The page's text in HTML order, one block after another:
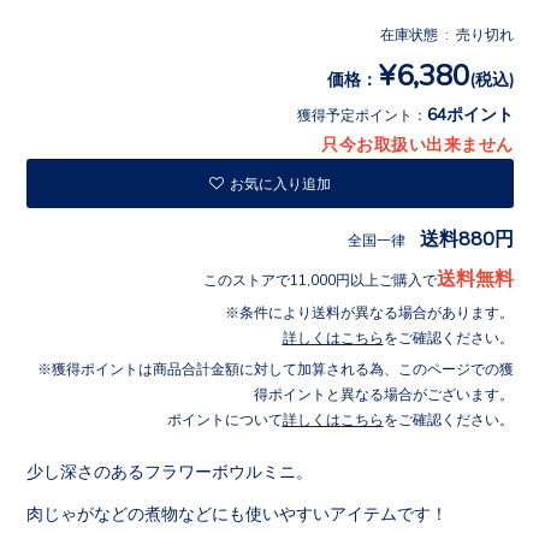
在庫状態 : 売り切れ
価格： ¥6,380(税込)
獲得予定ポイント： 64ポイント
只今お取扱い出来ません
お気に入り追加
全国一律 送料880円
このストアで11,000円以上ご購入で送料無料
条件により送料が異なる場合があります。
詳しくはこちら をご確認ください。
獲得ポイントは商品合計金額に対して加算される為、このページでの獲
得ポイントと異なる場合がございます。
ポイントについて詳しくはこちら をご確認ください。
少し深さのあるフラワーボウルミニ。
肉じゃがなどの煮物などにも使いやすいアイテムです！